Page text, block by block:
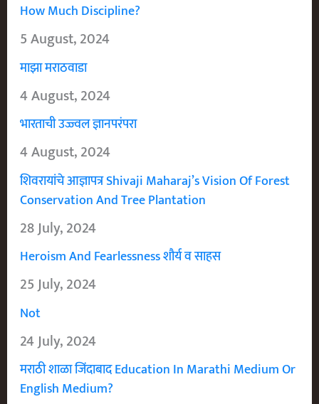
How Much Discipline?
5 August, 2024
माझा मराठवाडा
4 August, 2024
भारताची उज्ज्वल ज्ञानपरंपरा
4 August, 2024
शिवरायांचे आज्ञापत्र Shivaji Maharaj’s Vision Of Forest
Conservation And Tree Plantation
28 July, 2024
Heroism And Fearlessness शौर्य व साहस
25 July, 2024
Not
24 July, 2024
मराठी शाळा जिंदाबाद Education In Marathi Medium Or
English Medium?